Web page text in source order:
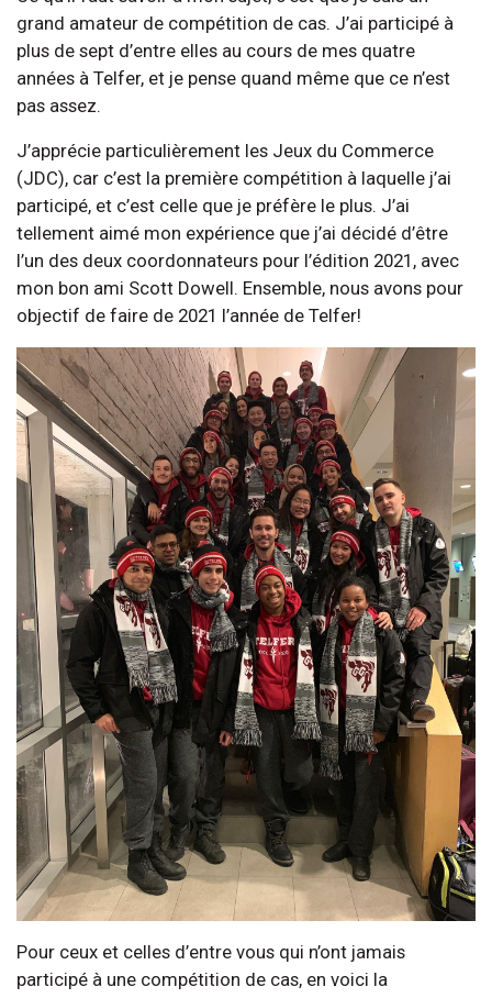
grand amateur de compétition de cas. J’ai participé à
plus de sept d’entre elles au cours de mes quatre
années à Telfer, et je pense quand même que ce n’est
pas assez.
J’apprécie particulièrement les Jeux du Commerce
(JDC), car c’est la première compétition à laquelle j’ai
participé, et c’est celle que je préfère le plus. J’ai
tellement aimé mon expérience que j’ai décidé d’être
l’un des deux coordonnateurs pour l’édition 2021, avec
mon bon ami Scott Dowell. Ensemble, nous avons pour
objectif de faire de 2021 l’année de Telfer!
Pour ceux et celles d’entre vous qui n’ont jamais
participé à une compétition de cas, en voici la